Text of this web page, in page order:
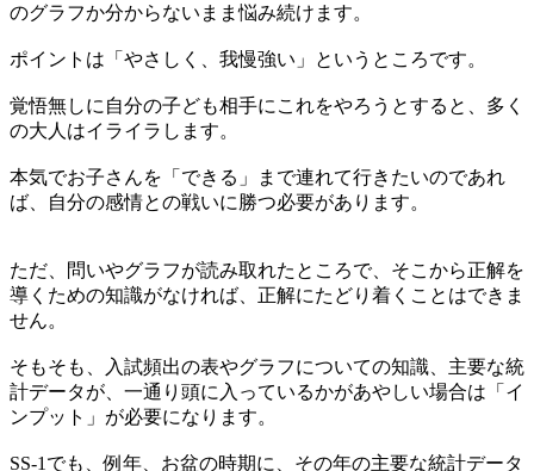
のグラフか分からないまま悩み続けます。
ポイントは「やさしく、我慢強い」というところです。
覚悟無しに自分の子ども相手にこれをやろうとすると、多く
の大人はイライラします。
本気でお子さんを「できる」まで連れて行きたいのであれ
ば、自分の感情との戦いに勝つ必要があります。
ただ、問いやグラフが読み取れたところで、そこから正解を
導くための知識がなければ、正解にたどり着くことはできま
せん。
そもそも、入試頻出の表やグラフについての知識、主要な統
計データが、一通り頭に入っているかがあやしい場合は「イ
ンプット」が必要になります。
SS-1でも、例年、お盆の時期に、その年の主要な統計データ